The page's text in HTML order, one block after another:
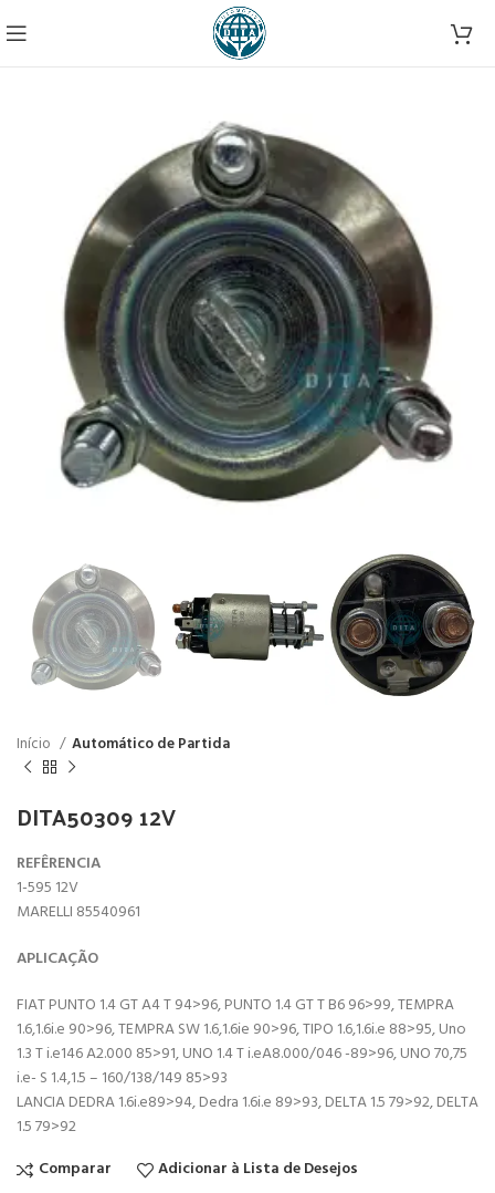
Início Automático de Partida
DITA50309 12V
REFÊRENCIA
1-595 12V
MARELLI 85540961
APLICAÇÃO
FIAT PUNTO 1.4 GT A4 T 94>96, PUNTO 1.4 GT T B6 96>99, TEMPRA
1.6,1.6i.e 90>96, TEMPRA SW 1.6,1.6ie 90>96, TIPO 1.6,1.6i.e 88>95, Uno
1.3 T i.e146 A2.000 85>91, UNO 1.4 T i.eA8.000/046 -89>96, UNO 70,75
i.e- S 1.4,1.5 – 160/138/149 85>93
LANCIA DEDRA 1.6i.e89>94, Dedra 1.6i.e 89>93, DELTA 1.5 79>92, DELTA
1.5 79>92
Comparar
Adicionar à Lista de Desejos